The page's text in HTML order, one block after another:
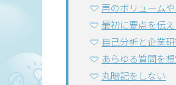
声のボリューム
最初に要点を伝
自己分析と企業
あらゆる質問を
丸暗記をしない